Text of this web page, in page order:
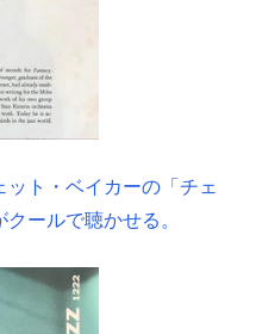
ト・ベイカーの「チェ
ールで聴かせる。